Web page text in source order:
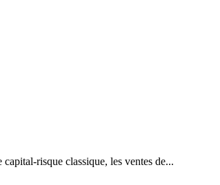
risque classique, les ventes de...